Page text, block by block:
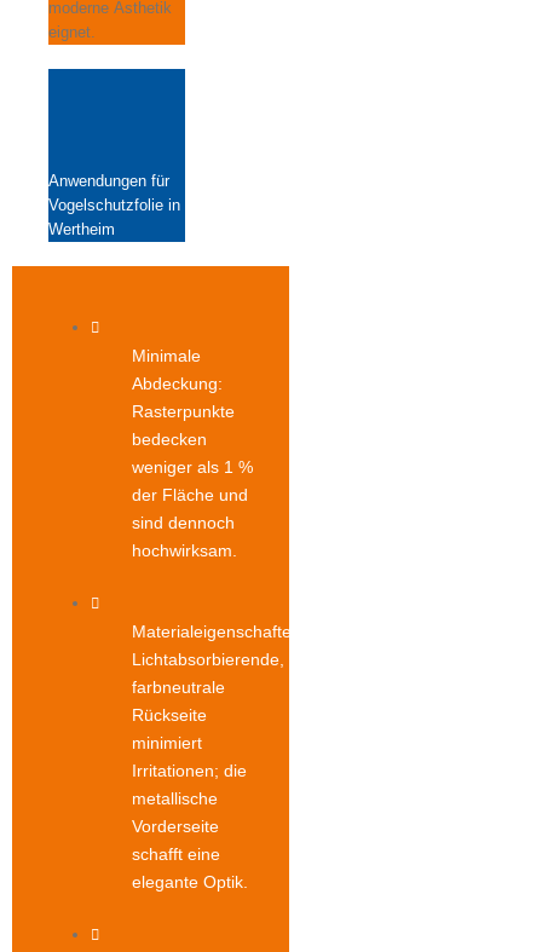
moderne Ästhetik
eignet.
Anwendungen für
Vogelschutzfolie in
Wertheim
Minimale
Abdeckung:
Rasterpunkte
bedecken
weniger als 1 %
der Fläche und
sind dennoch
hochwirksam.
Materialeigenschaften:
Lichtabsorbierende,
farbneutrale
Rückseite
minimiert
Irritationen; die
metallische
Vorderseite
schafft eine
elegante Optik.